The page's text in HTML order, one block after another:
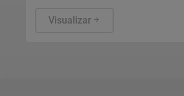
comercial da plataforma de vídeos.
Visualizar